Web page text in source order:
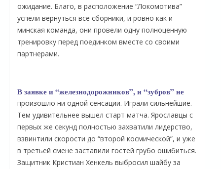
ожидание. Благо, в расположение “Локомотива”
успели вернуться все сборники, и ровно как и
минская команда, они провели одну полноценную
тренировку перед поединком вместе со своими
партнерами.
В заявке и “железнодорожников”, и “зубров” не
произошло ни одной сенсации. Играли сильнейшие.
Тем удивительнее вышел старт матча. Ярославцы с
первых же секунд полностью захватили лидерство,
взвинтили скорости до “второй космической”, и уже
в третьей смене заставили гостей грубо ошибиться.
Защитник Кристиан Хенкель выбросил шайбу за